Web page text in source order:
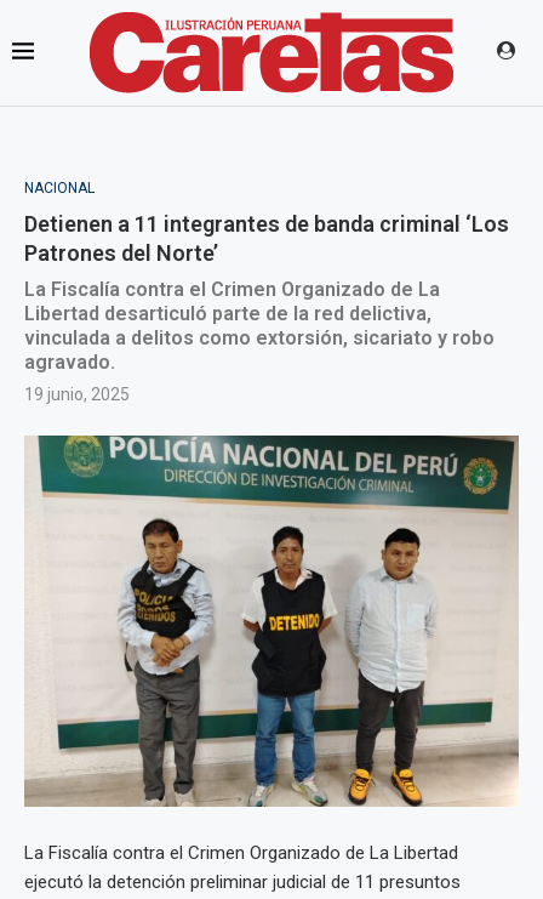
NACIONAL
Detienen a 11 integrantes de banda criminal ‘Los
Patrones del Norte’
La Fiscalía contra el Crimen Organizado de La
Libertad desarticuló parte de la red delictiva,
vinculada a delitos como extorsión, sicariato y robo
agravado.
19 junio, 2025
La Fiscalía contra el Crimen Organizado de La Libertad
ejecutó la detención preliminar judicial de 11 presuntos